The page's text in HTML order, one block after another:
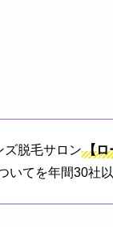
ズ脱毛サロン 【ロ
いてを年間30社